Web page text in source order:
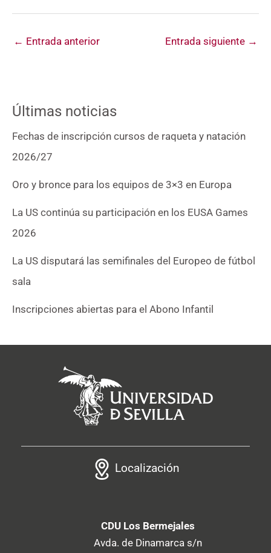
← Entrada anterior Entrada siguiente →
Últimas noticias
Fechas de inscripción cursos de raqueta y natación
2026/27
Oro y bronce para los equipos de 3×3 en Europa
La US continúa su participación en los EUSA Games
2026
La US disputará las semifinales del Europeo de fútbol
sala
Inscripciones abiertas para el Abono Infantil
Localización
CDU Los Bermejales
Avda. de Dinamarca s/n